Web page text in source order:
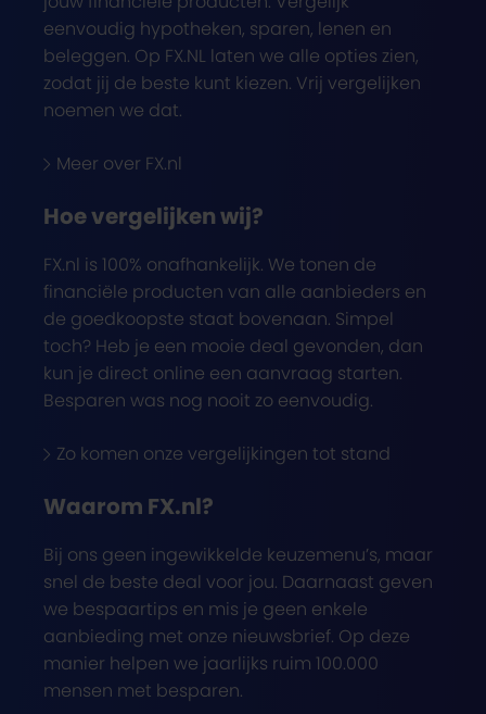
eenvoudig hypotheken, sparen, lenen en
beleggen. Op FX.NL laten we alle opties zien,
zodat jij de beste kunt kiezen. Vrij vergelijken
noemen we dat.
Meer over FX.nl
Hoe vergelijken wij?
FX.nl is 100% onafhankelijk. We tonen de
financiële producten van alle aanbieders en
de goedkoopste staat bovenaan. Simpel
toch? Heb je een mooie deal gevonden, dan
kun je direct online een aanvraag starten.
Besparen was nog nooit zo eenvoudig.
Zo komen onze vergelijkingen tot stand
Waarom FX.nl?
Bij ons geen ingewikkelde keuzemenu’s, maar
snel de beste deal voor jou. Daarnaast geven
we bespaartips en mis je geen enkele
aanbieding met onze nieuwsbrief. Op deze
manier helpen we jaarlijks ruim 100.000
mensen met besparen.